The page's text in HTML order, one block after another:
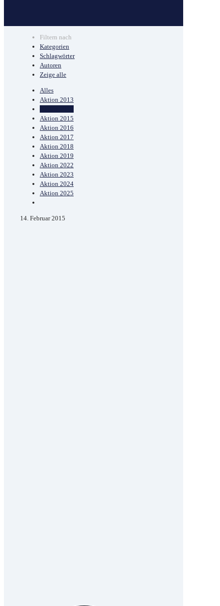
Filtern nach
Kategorien
Schlagwörter
Autoren
Zeige alle
Alles
Aktion 2013
Aktion 2015
Aktion 2016
Aktion 2017
Aktion 2018
Aktion 2019
Aktion 2022
Aktion 2023
Aktion 2024
Aktion 2025
14. Februar 2015